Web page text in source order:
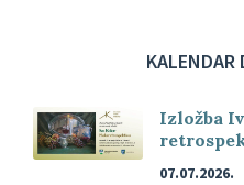
Izložba
07.07.2026.